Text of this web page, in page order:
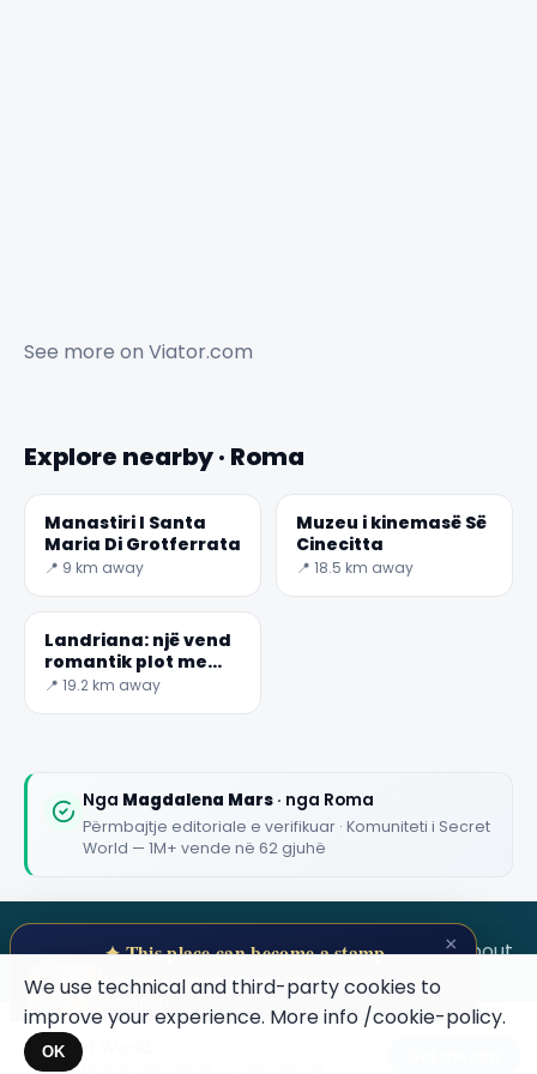
See more on Viator.com
Explore nearby · Roma
Manastiri I Santa
Maria Di Grotferrata
📍 9 km away
Muzeu i kinemasë Së
Cinecitta
📍 18.5 km away
Landriana: një vend
romantik plot me
surpriza të
📍 19.2 km away
Nga Magdalena Mars · nga Roma
Përmbajtje editoriale e verifikuar · Komuniteti i Secret
World — 1M+ vende në 62 gjuhë
SECRET WORLD TermsPrivacyAbout
🏆 🏆 #1 Trip Planner 2026
Rated best travel app worldwide
★★★★★
Keep Exploring the World
We use technical and third-party cookies to
improve your experience. More info /cookie-policy.
OK
× Secret World
Hidden places, real stories — plan your trip
×
✦ This place can become a stamp
Collect secret places in your Secret